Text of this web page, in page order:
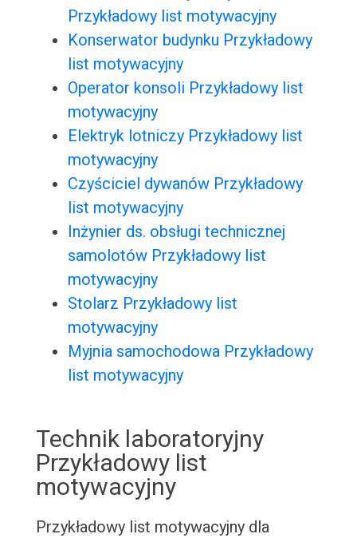
Przykładowy list motywacyjny
Konserwator budynku Przykładowy
list motywacyjny
Operator konsoli Przykładowy list
motywacyjny
Elektryk lotniczy Przykładowy list
motywacyjny
Czyściciel dywanów Przykładowy
list motywacyjny
Inżynier ds. obsługi technicznej
samolotów Przykładowy list
motywacyjny
Stolarz Przykładowy list
motywacyjny
Myjnia samochodowa Przykładowy
list motywacyjny
Technik laboratoryjny
Przykładowy list
motywacyjny
Przykładowy list motywacyjny dla